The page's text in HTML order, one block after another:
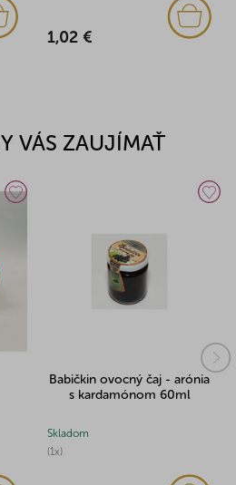
1,02 €
VÁS ZAUJÍMAŤ
Babičkin ovocný čaj - arónia
s kardamónom 60ml
(1x)
Skladom